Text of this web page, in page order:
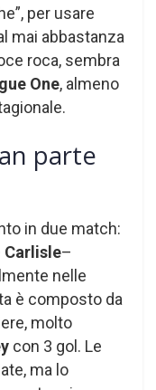
per usare
mai abbastanza
roca, sembra
One, almeno
parte
in due match:
Carlisle–
nelle
è composto da
molto
con 3 gol. Le
ma lo